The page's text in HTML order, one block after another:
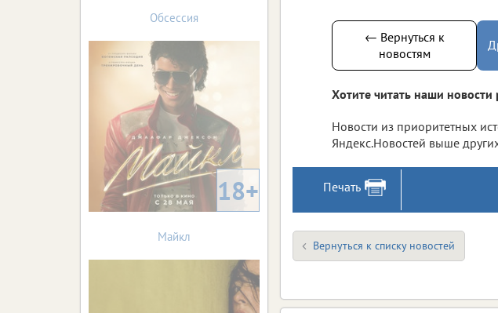
← Вернуться к
новостям
Хотите читать наши новости
Новости из приоритетных
Яндекс.Новостей выше
Печать
Вернуться к списку новостей
Обсессия
18+
Майкл